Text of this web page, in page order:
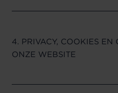
4. PRIVACY, COOKIES EN
ONZE WEBSITE